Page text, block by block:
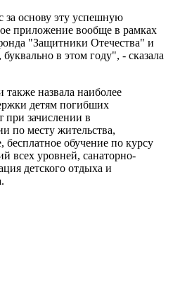
за основу эту успешную
приложение вообще в рамках
"Защитники Отечества" и
в этом году", - сказала
назвала наиболее
детям погибших
при зачислении в
по месту жительства,
бесплатное обучение по курсу
всех уровней, санаторно-
детского отдыха и